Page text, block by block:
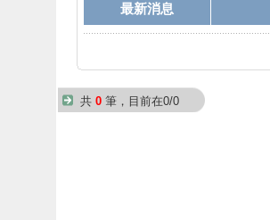
最新消息
共 0 筆，目前在0/0